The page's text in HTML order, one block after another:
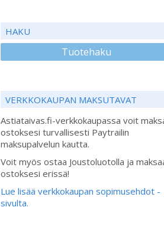
HAKU
Tuotehaku
VERKKOKAUPAN MAKSUTAVAT
Astiataivas.fi-verkkokaupassa voit
ostoksesi turvallisesti Paytrailin
maksupalvelun kautta.
Voit myös ostaa Joustoluotolla ja
ostoksesi erissä!
Lue lisää verkkokaupan sopimusehdot -
sivulta.